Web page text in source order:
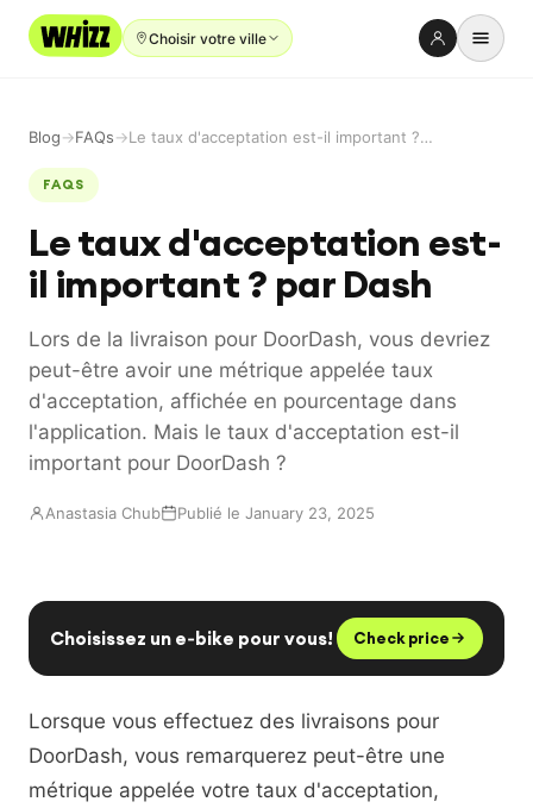
Choisir votre ville
Neuf
Occasion
Réparation
Parrainer
À propos
Blog
Emploi
LANGUE
Blog→FAQs→ Le taux d'acceptation est-il important ? par Dash
FAQS
Le taux d'acceptation est-
il important ? par Dash
Lors de la livraison pour DoorDash, vous devriez
peut-être avoir une métrique appelée taux
d'acceptation, affichée en pourcentage dans
l'application. Mais le taux d'acceptation est-il
important pour DoorDash ?
Anastasia Chub Publié le January 23, 2025
Choisissez un e‑bike pour vous! Check price
Lorsque vous effectuez des livraisons pour
DoorDash, vous remarquerez peut-être une
métrique appelée votre taux d'acceptation,